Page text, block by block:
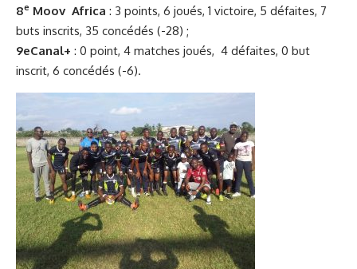
8e Moov Africa : 3 points, 6 joués, 1 victoire, 5 défaites, 7
buts inscrits, 35 concédés (-28) ;
9eCanal+ : 0 point, 4 matches joués, 4 défaites, 0 but
inscrit, 6 concédés (-6).